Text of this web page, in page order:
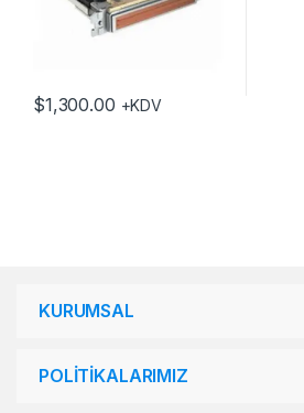
$1,300.00 +KDV
KURUMSAL
POLİTİKALARIMIZ